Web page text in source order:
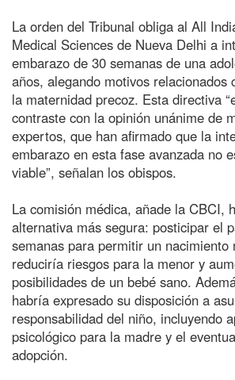
La orden del Tribunal obliga al All
Medical Sciences de Nueva Delhi a
embarazo de 30 semanas de una
años, alegando motivos relacionados
la maternidad precoz. Esta directiva
contraste con la opinión unánime de
expertos, que han afirmado que la
embarazo en esta fase avanzada no
viable”, señalan los obispos.
La comisión médica, añade la CBCI,
alternativa más segura: posticipar el
semanas para permitir un nacimiento
reduciría riesgos para la menor y
posibilidades de un bebé sano.
habría expresado su disposición a
responsabilidad del niño, incluyendo
psicológico para la madre y el
adopción.